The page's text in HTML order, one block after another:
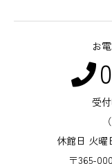
お
受
休館日 火曜
〒365-